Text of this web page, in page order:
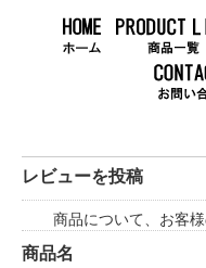
レビューを投稿
商品について、お客
商品名